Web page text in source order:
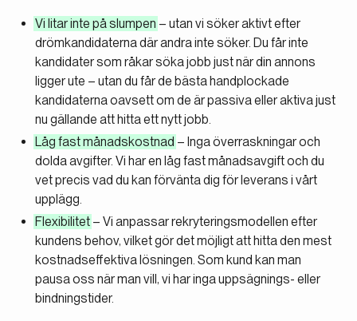
Vi litar inte på slumpen – utan vi söker aktivt efter
drömkandidaterna där andra inte söker. Du får inte
kandidater som råkar söka jobb just när din annons
ligger ute – utan du får de bästa handplockade
kandidaterna oavsett om de är passiva eller aktiva just
nu gällande att hitta ett nytt jobb.
Låg fast månadskostnad – Inga överraskningar och
dolda avgifter. Vi har en låg fast månadsavgift och du
vet precis vad du kan förvänta dig för leverans i vårt
upplägg.
Flexibilitet – Vi anpassar rekryteringsmodellen efter
kundens behov, vilket gör det möjligt att hitta den mest
kostnadseffektiva lösningen. Som kund kan man
pausa oss när man vill, vi har inga uppsägnings- eller
bindningstider.